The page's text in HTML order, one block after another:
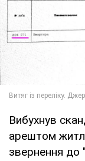
Вибухнув
арештом
звернення до